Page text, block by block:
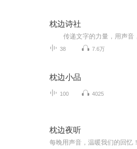
枕边诗社
38 7.6万
枕边小品
100 4025
枕边夜听
每晚用声音，温暖我们的回忆！